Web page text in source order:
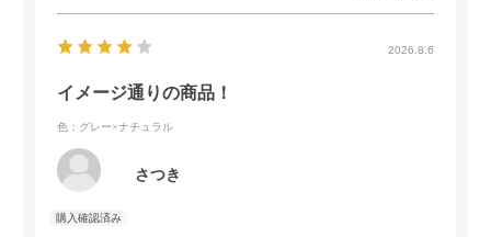
2026.8.6
イメージ通りの商品！
色：グレー×ナチュラル
さつき